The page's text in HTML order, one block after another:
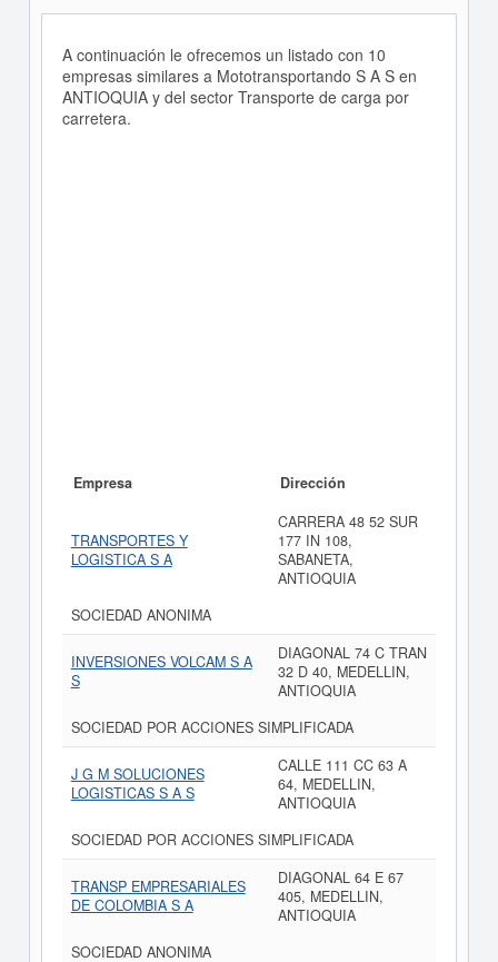
A continuación le ofrecemos un listado con 10
empresas similares a Mototransportando S A S en
ANTIOQUIA y del sector Transporte de carga por
carretera.
Empresa Dirección
TRANSPORTES Y
LOGISTICA S A
CARRERA 48 52 SUR
177 IN 108,
SABANETA,
ANTIOQUIA
SOCIEDAD ANONIMA
INVERSIONES VOLCAM S A
S
DIAGONAL 74 C TRAN
32 D 40, MEDELLIN,
ANTIOQUIA
SOCIEDAD POR ACCIONES SIMPLIFICADA
J G M SOLUCIONES
LOGISTICAS S A S
CALLE 111 CC 63 A
64, MEDELLIN,
ANTIOQUIA
SOCIEDAD POR ACCIONES SIMPLIFICADA
TRANSP EMPRESARIALES
DE COLOMBIA S A
DIAGONAL 64 E 67
405, MEDELLIN,
ANTIOQUIA
SOCIEDAD ANONIMA